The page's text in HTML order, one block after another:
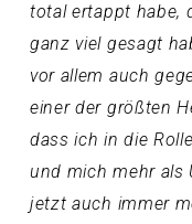
total ertappt habe,
ganz viel gesagt
vor allem auch
einer der größten
dass ich in die
und mich mehr als
jetzt auch immer